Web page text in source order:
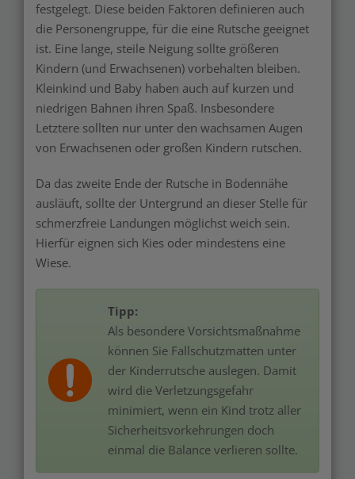
festgelegt. Diese beiden Faktoren definieren auch
die Personengruppe, für die eine Rutsche geeignet
ist. Eine lange, steile Neigung sollte größeren
Kindern (und Erwachsenen) vorbehalten bleiben.
Kleinkind und Baby haben auch auf kurzen und
niedrigen Bahnen ihren Spaß. Insbesondere
Letztere sollten nur unter den wachsamen Augen
von Erwachsenen oder großen Kindern rutschen.
Da das zweite Ende der Rutsche in Bodennähe
ausläuft, sollte der Untergrund an dieser Stelle für
schmerzfreie Landungen möglichst weich sein.
Hierfür eignen sich Kies oder mindestens eine
Wiese.
Tipp:
Als besondere Vorsichtsmaßnahme
können Sie Fallschutzmatten unter
der Kinderrutsche auslegen. Damit
wird die Verletzungsgefahr
minimiert, wenn ein Kind trotz aller
Sicherheitsvorkehrungen doch
einmal die Balance verlieren sollte.